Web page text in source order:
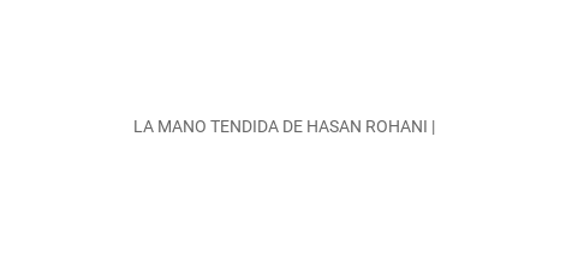
LA MANO TENDIDA DE HASAN ROHANI |